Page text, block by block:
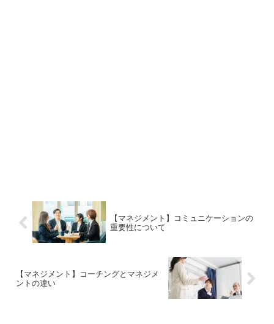
【マネジメント】コミュニケーションの
重要性について
【マネジメント】コーチングとマネジメ
ントの違い